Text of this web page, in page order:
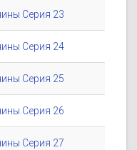
Серия 23
Серия 24
Серия 25
Серия 26
Серия 27